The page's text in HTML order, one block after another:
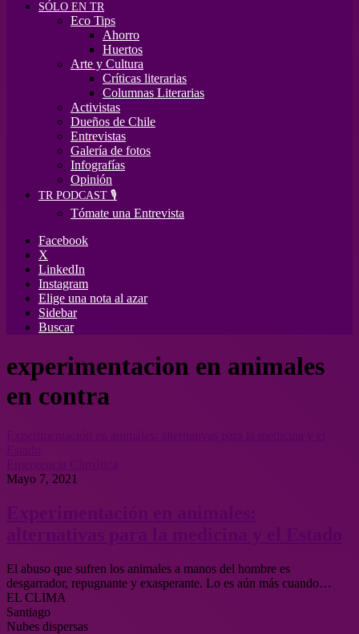
SÓLO EN TR
Eco Tips
Ahorro
Huertos
Arte y Cultura
Críticas literarias
Columnas Literarias
Activistas
Dueños de Chile
Entrevistas
Galería de fotos
Infografías
Opinión
TR PODCAST 🎙️
Tómate una Entrevista
Facebook
X
LinkedIn
Instagram
Elige una nota al azar
Sidebar
Buscar
experimentacion en animales
en contra
Mayo 7, 2021
El abuso que sufren los animales a manos del hombre es
desgarrador, repugnante y exasperante. Lo es aún más cuando…
EL CLIMA
Santiago
Nubes dispersas